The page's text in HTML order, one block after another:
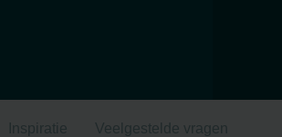
Inspiratie Veelgestelde vragen